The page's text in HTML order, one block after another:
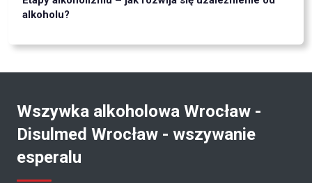
alkoholu?
Wszywka alkoholowa Wrocław -
Disulmed Wrocław - wszywanie
esperalu